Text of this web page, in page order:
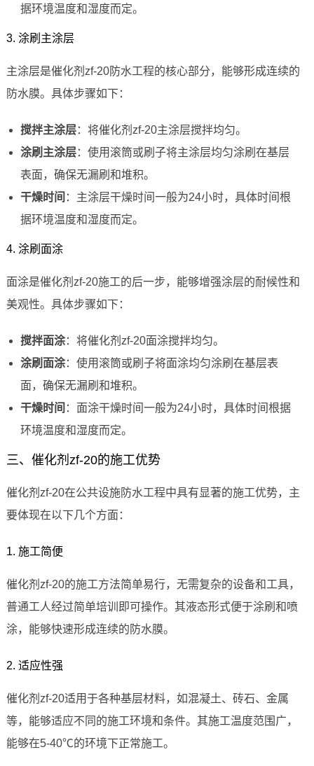
据环境温度和湿度而定。
3. 涂刷主涂层
主涂层是催化剂zf-20防水工程的核心部分，能够形成连续的
防水膜。具体步骤如下：
搅拌主涂层：将催化剂zf-20主涂层搅拌均匀。
涂刷主涂层：使用滚筒或刷子将主涂层均匀涂刷在基层
表面，确保无漏刷和堆积。
干燥时间 ：主涂层干燥时间一般为24小时，具体时间根
据环境温度和湿度而定。
4. 涂刷面涂
面涂是催化剂zf-20施工的后一步，能够增强涂层的耐候性和
美观性。具体步骤如下：
搅拌面涂：将催化剂zf-20面涂搅拌均匀。
涂刷面涂：使用滚筒或刷子将面涂均匀涂刷在基层表
面，确保无漏刷和堆积。
干燥时间 ：面涂干燥时间一般为24小时，具体时间根据
环境温度和湿度而定。
三、催化剂zf-20的施工优势
催化剂zf-20在公共设施防水工程中具有显著的施工优势，主
要体现在以下几个方面：
1. 施工简便
催化剂zf-20的施工方法简单易行，无需复杂的设备和工具，
普通工人经过简单培训即可操作。其液态形式便于涂刷和喷
涂，能够快速形成连续的防水膜。
2. 适应性强
催化剂zf-20适用于各种基层材料，如混凝土、砖石、金属
等，能够适应不同的施工环境和条件。其施工温度范围广，
能够在5-40℃的环境下正常施工。